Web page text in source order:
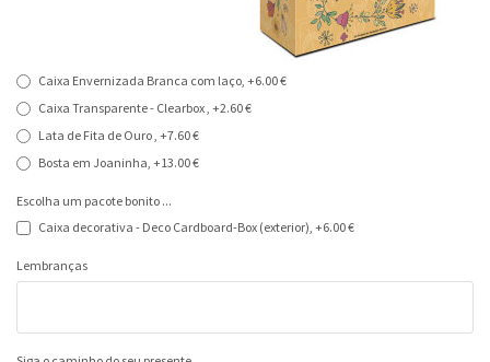
Caixa Envernizada Branca com laço, +6.00 €
Caixa Transparente - Clearbox , +2.60 €
Lata de Fita de Ouro , +7.60 €
Bosta em Joaninha, +13.00 €
Escolha um pacote bonito ...
Caixa decorativa - Deco Cardboard-Box (exterior), +6.00 €
Lembranças